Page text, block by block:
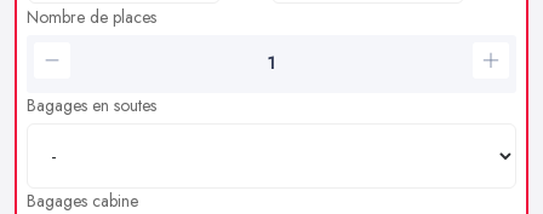
Nombre de places
Bagages en soutes
Bagages cabine